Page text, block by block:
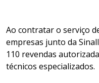
Ao contratar o serviço
empresas junto da
110 revendas
técnicos especializados.